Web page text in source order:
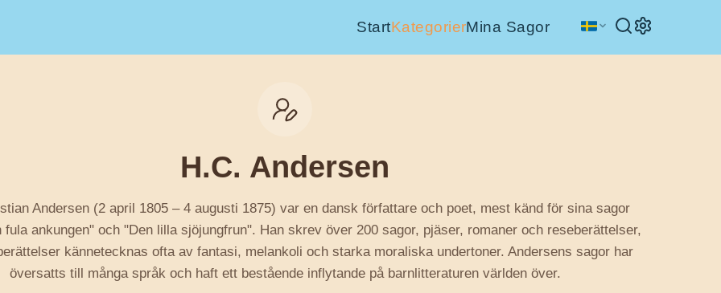
StartKategorierMina Sagor
H.C. Andersen
Andersen (2 april 1805 – 4 augusti 1875) var en dansk författare och poet, mest känd för sina sagor
fula ankungen" och "Den lilla sjöjungfrun". Han skrev över 200 sagor, pjäser, romaner och reseberättelser,
kännetecknas ofta av fantasi, melankoli och starka moraliska undertoner. Andersens sagor har
översatts till många språk och haft ett bestående inflytande på barnlitteraturen världen över.